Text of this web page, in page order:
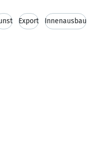
Export Innenausbau